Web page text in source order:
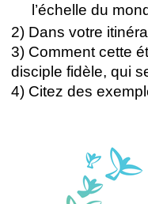
l’échelle du
2) Dans votre
3) Comment cette
disciple fidèle, qui
4) Citez des